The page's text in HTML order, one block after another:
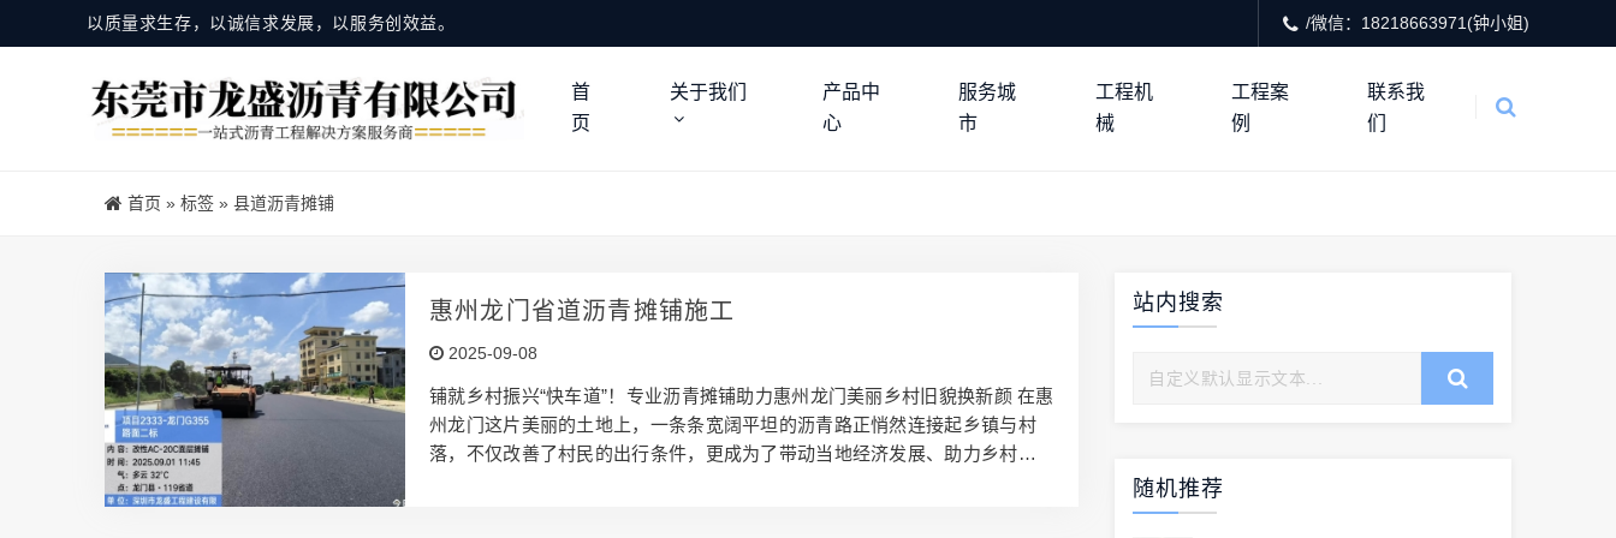
以质量求生存，以诚信求发展，以服务创效益。 /微信：18218663971(钟小姐)
首
页
关于我们
产品中
心
服务城
市
工程机
械
工程案
例
联系我
们
首页 » 标签 » 县道沥青摊铺
惠州龙门省道沥青摊铺施工
2025-09-08
铺就乡村振兴“快车道”！专业沥青摊铺助力惠州龙门美丽乡村旧貌换新颜 在惠
州龙门这片美丽的土地上，一条条宽阔平坦的沥青路正悄然连接起乡镇与村
落，不仅改善了村民的出行条件，更成为了带动当地经济发展、助力乡村振
站内搜索
随机推荐